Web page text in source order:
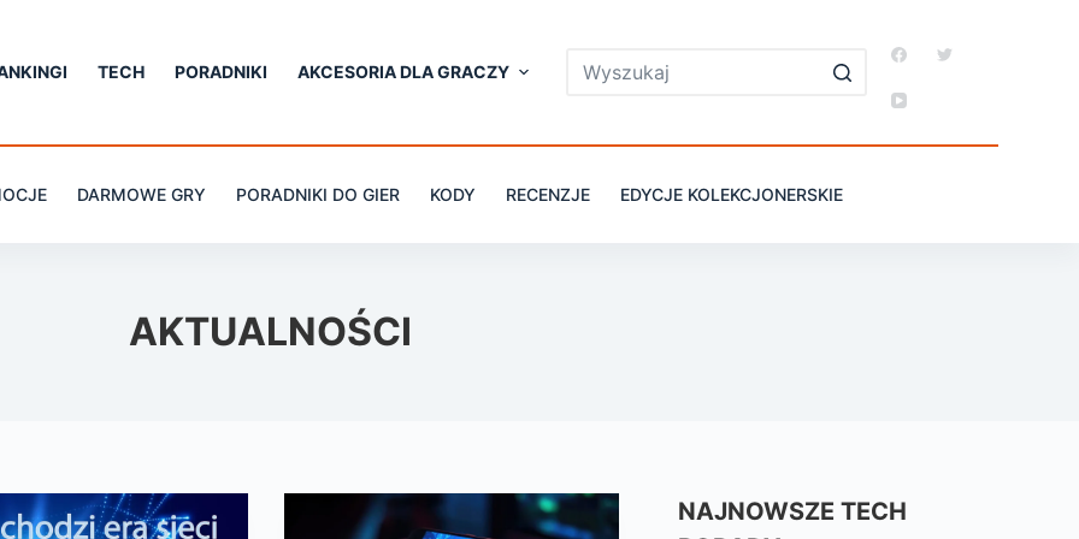
TECH PORADNIKI AKCESORIA DLA GRACZY
DARMOWE GRY PORADNIKI DO GIER KODY RECENZJE EDYCJE KOLEKCJONERSKIE
AKTUALNOŚCI
NAJNOWSZE TECH